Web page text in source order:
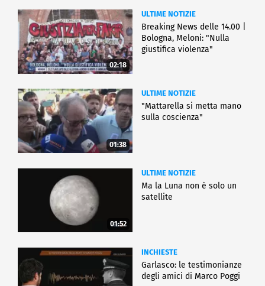
02:18
ULTIME NOTIZIE
Breaking News delle 14.00 |
Bologna, Meloni: "Nulla
giustifica violenza"
01:38
ULTIME NOTIZIE
"Mattarella si metta mano
sulla coscienza"
01:52
ULTIME NOTIZIE
Ma la Luna non è solo un
satellite
INCHIESTE
Garlasco: le testimonianze
degli amici di Marco Poggi